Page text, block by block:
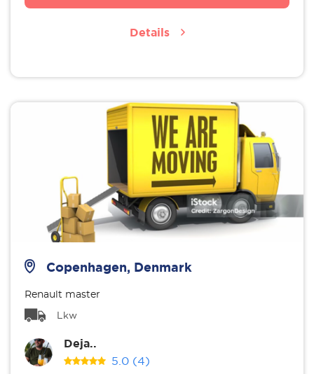
Details
Copenhagen, Denmark
Renault master
Lkw
Deja..
5.0 (4)